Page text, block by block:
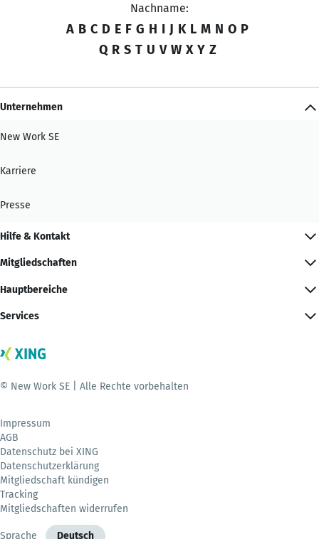
Nachname:
A B C D E F G H I J K L M N O P
Q R S T U V W X Y Z
Unternehmen
New Work SE
Karriere
Presse
Hilfe & Kontakt
Mitgliedschaften
Hauptbereiche
Services
© New Work SE | Alle Rechte vorbehalten
Impressum
AGB
Datenschutz bei XING
Datenschutzerklärung
Mitgliedschaft kündigen
Tracking
Mitgliedschaften widerrufen
Sprache Deutsch